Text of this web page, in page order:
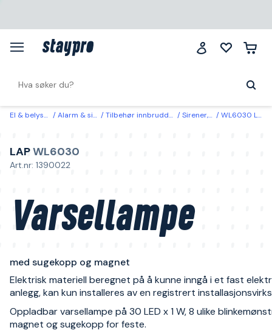
El & belysning Alarm & sikkerhet Tilbehør innbruddsalarm & overvåking Sirener, blinklys & varsling WL6030 LAP Varsellampe med sugekopp og magnet
LAPWL6030
Art.nr: 1390022
Varsellampe
med sugekopp og magnet
Elektrisk materiell beregnet på å kunne inngå i et fast
anlegg, kan kun installeres av en registrert
Oppladbar varsellampe på 30 LED x 1 W, 8 ulike
magnet og sugekopp for feste.